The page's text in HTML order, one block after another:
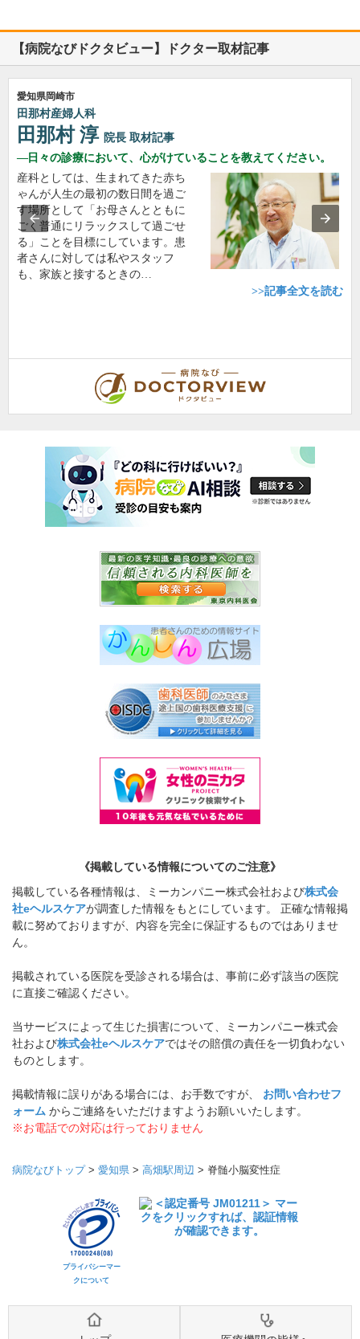
【病院なびドクタビュー】ドクター取材記事
愛知県岡崎市
田那村産婦人科
田那村 淳 院長 取材記事
日々の診療において、心がけていることを教えてください。
産科としては、生まれてきた赤ち
ゃんが人生の最初の数日間を過ご
す場所として「お母さんとともに
ごく普通にリラックスして過ごせ
る」ことを目標にしています。患
者さんに対しては私やスタッフ
も、家族と接するときの…
>>記事全文を読む
《掲載している情報についてのご注意》
掲載している各種情報は、ミーカンパニー株式会社および株式会
社eヘルスケアが調査した情報をもとにしています。 正確な情報掲
載に努めておりますが、内容を完全に保証するものではありませ
ん。
掲載されている医院を受診される場合は、事前に必ず該当の医院
に直接ご確認ください。
当サービスによって生じた損害について、ミーカンパニー株式会
社および株式会社eヘルスケアではその賠償の責任を一切負わない
ものとします。
掲載情報に誤りがある場合には、お手数ですが、 お問い合わせフ
ォーム からご連絡をいただけますようお願いいたします。
※お電話での対応は行っておりません
病院なびトップ> 愛知県 > 高畑駅周辺 > 脊髄小脳変性症
プライバシーマー
クについて